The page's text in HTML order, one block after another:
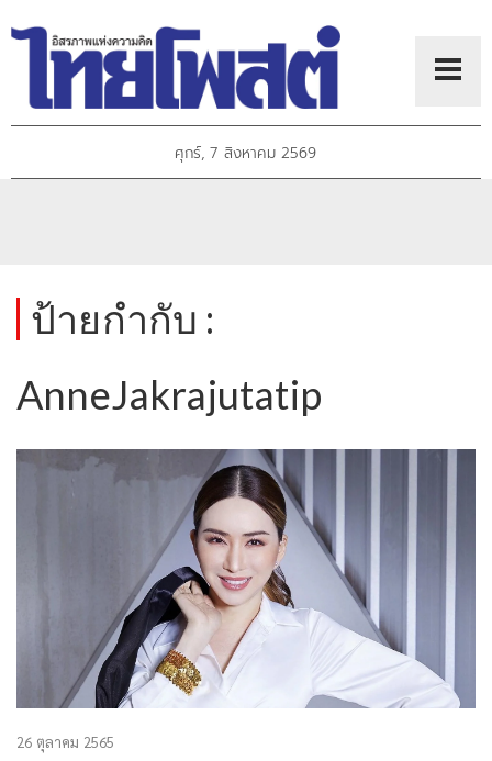
ศุกร์, 7 สิงหาคม 2569
ป้ายกำกับ :
AnneJakrajutatip
26 ตุลาคม 2565